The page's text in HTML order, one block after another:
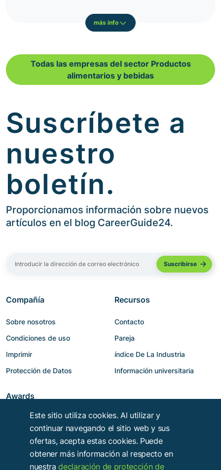
más info
Todas las empresas del sector Productos
alimentarios y bebidas
Suscríbete a
nuestro
boletín.
Proporcionamos información sobre nuevos
artículos en el blog CareerGuide24.
Compañía
Sobre nosotros
Condiciones de uso
Imprimir
Protección de Datos
Recursos
Contacto
Pareja
índice De La Industria
Información universitaria
Awards
Este sitio utiliza cookies. Al utilizar y
continuar navegando el sitio web y sus
ofertas, acepta estas cookies. Puede
obtener más información al respecto en
nuestradeclaración de protección de